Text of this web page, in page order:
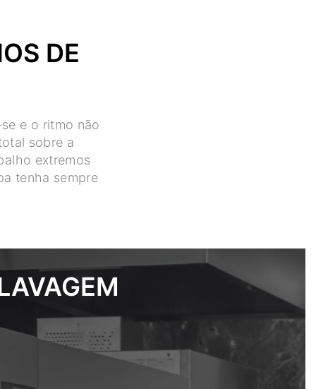
DE
e o ritmo não
sobre a
extremos
tenha sempre